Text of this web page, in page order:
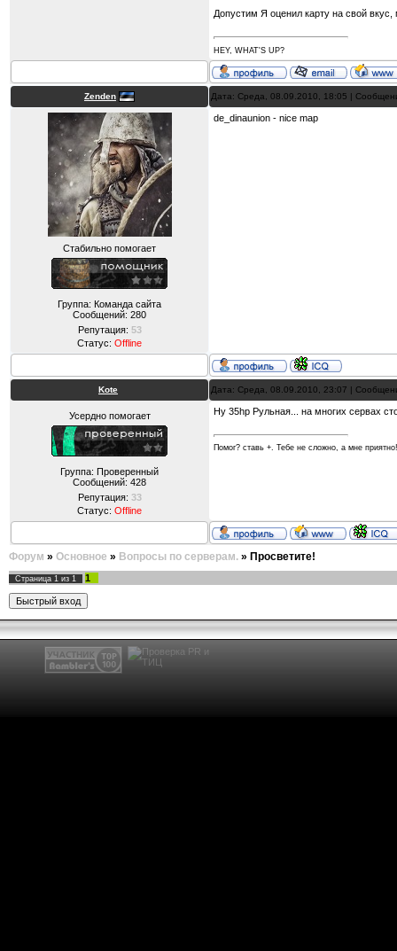
Допустим Я оценил карту на свой
HEY, WHAT'S UP?
Zenden Дата: Среда, 08.09.2010, 18:05 |
Стабильно помогает
Группа: Команда сайта
Сообщений: 280
Репутация: 53
Статус: Offline
de_dinaunion - nice map
Kote Дата: Среда, 08.09.2010, 23:07 |
Усердно помогает
Группа: Проверенный
Сообщений: 428
Репутация: 33
Статус: Offline
Ну 35hp Рульная... на многих сервах
Помог? ставь +. Тебе не сложно, а мне приятно!
Форум » Основное » Вопросы по серверам. » Просветите!
Страница 1 из 1 1